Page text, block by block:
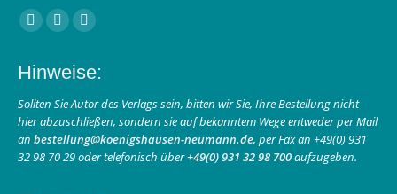
Finden Sie uns auf:
Facebook
opens
in
new
window
Instagram
opens
in
new
window
E-
page
opens
in
new
window
Hinweise:
Sollten Sie Autor des Verlags sein, bitten wir Sie, Ihre Bestellung nicht
hier abzuschließen, sondern sie auf bekanntem Wege entweder per Mail
an bestellung@koenigshausen-neumann.de, per Fax an +49(0) 931
32 98 70 29 oder telefonisch über+49(0) 931 32 98 700aufzugeben.